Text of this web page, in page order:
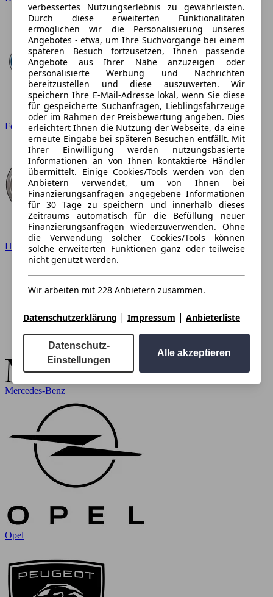
Ford
Hyundai
Mercedes-Benz
Opel
verbessertes Nutzungserlebnis zu gewährleisten.
Durch diese erweiterten Funktionalitäten
ermöglichen wir die Personalisierung unseres
Angebotes - etwa, um Ihre Suchvorgänge bei einem
späteren Besuch fortzusetzen, Ihnen passende
Angebote aus Ihrer Nähe anzuzeigen oder
personalisierte Werbung und Nachrichten
bereitzustellen und diese auszuwerten. Wir
speichern Ihre E-Mail-Adresse lokal, wenn Sie diese
für gespeicherte Suchanfragen, Lieblingsfahrzeuge
oder im Rahmen der Preisbewertung angeben. Dies
erleichtert Ihnen die Nutzung der Webseite, da eine
erneute Eingabe bei späteren Besuchen entfällt. Mit
Ihrer Einwilligung werden nutzungsbasierte
Informationen an von Ihnen kontaktierte Händler
übermittelt. Einige Cookies/Tools werden von den
Anbietern verwendet, um von Ihnen bei
Finanzierungsanfragen angegebene Informationen
für 30 Tage zu speichern und innerhalb dieses
Zeitraums automatisch für die Befüllung neuer
Finanzierungsanfragen wiederzuverwenden. Ohne
die Verwendung solcher Cookies/Tools können
solche erweiterten Funktionen ganz oder teilweise
nicht genutzt werden.
Wir arbeiten mit 228 Anbietern zusammen.
Datenschutzerklärung | Impressum | Anbieterliste
Datenschutz-
Einstellungen
Alle akzeptieren